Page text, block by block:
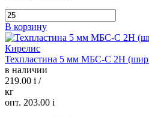
В корзину
Техпластина 5 мм МБС-С 2Н
в наличии
219.00 i /
кг
опт. 203.00 i